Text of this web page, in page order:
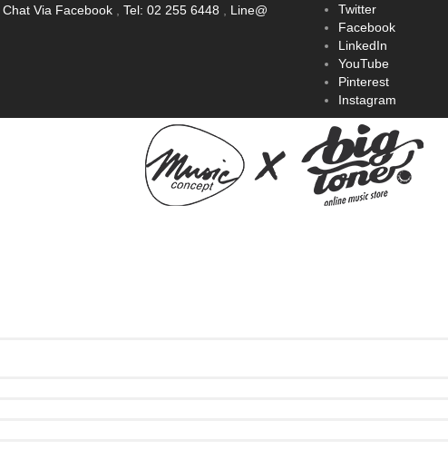
Chat Via Facebook Tel: 02 255 6448 Line@
Twitter
Facebook
LinkedIn
YouTube
Pinterest
Instagram